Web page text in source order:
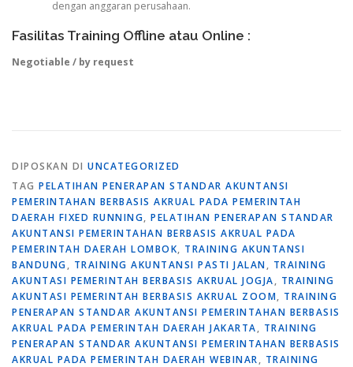
dengan anggaran perusahaan.
Fasilitas Training Offline atau Online :
Negotiable / by request
DIPOSKAN DI UNCATEGORIZED
TAG PELATIHAN PENERAPAN STANDAR AKUNTANSI
PEMERINTAHAN BERBASIS AKRUAL PADA PEMERINTAH
DAERAH FIXED RUNNING, PELATIHAN PENERAPAN STANDAR
AKUNTANSI PEMERINTAHAN BERBASIS AKRUAL PADA
PEMERINTAH DAERAH LOMBOK, TRAINING AKUNTANSI
BANDUNG, TRAINING AKUNTANSI PASTI JALAN, TRAINING
AKUNTASI PEMERINTAH BERBASIS AKRUAL JOGJA, TRAINING
AKUNTASI PEMERINTAH BERBASIS AKRUAL ZOOM, TRAINING
PENERAPAN STANDAR AKUNTANSI PEMERINTAHAN BERBASIS
AKRUAL PADA PEMERINTAH DAERAH JAKARTA, TRAINING
PENERAPAN STANDAR AKUNTANSI PEMERINTAHAN BERBASIS
AKRUAL PADA PEMERINTAH DAERAH WEBINAR, TRAINING